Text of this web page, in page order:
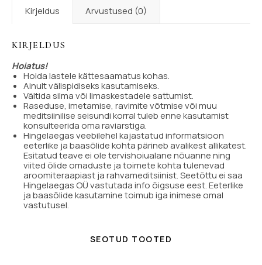
Kirjeldus Arvustused (0)
KIRJELDUS
Hoiatus!
Hoida lastele kättesaamatus kohas.
Ainult välispidiseks kasutamiseks.
Vältida silma või limaskestadele sattumist.
Raseduse, imetamise, ravimite võtmise või muu
meditsiinilise seisundi korral tuleb enne kasutamist
konsulteerida oma raviarstiga.
Hingelaegas veebilehel kajastatud informatsioon
eeterlike ja baasõlide kohta pärineb avalikest allikatest.
Esitatud teave ei ole tervishoiualane nõuanne ning
viited õlide omaduste ja toimete kohta tulenevad
aroomiteraapiast ja rahvameditsiinist. Seetõttu ei saa
Hingelaegas OÜ vastutada info õigsuse eest. Eeterlike
ja baasõlide kasutamine toimub iga inimese omal
vastutusel.
SEOTUD TOOTED